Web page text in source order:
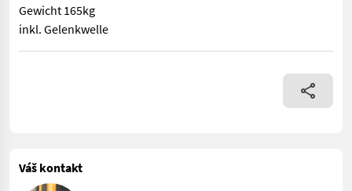
Gewicht 165kg
inkl. Gelenkwelle
Pellenc Hydraulikzentrale mit Ölkühler Hydraulikaggregat für
Váš kontakt